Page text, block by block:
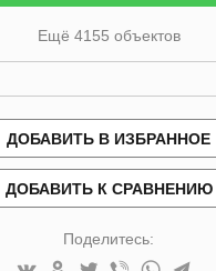
Ещё 4155 объектов
ДОБАВИТЬ В ИЗБРАННОЕ
ДОБАВИТЬ К СРАВНЕНИЮ
Поделитесь: